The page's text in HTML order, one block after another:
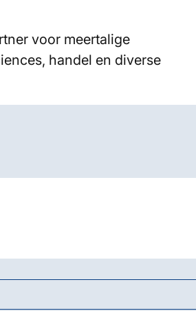
voor meertalige
handel en diverse